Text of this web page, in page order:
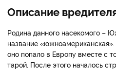
Описание
Родина данного насекомого –
название
оно попало в Европу вместе с
тарой. После этого началось